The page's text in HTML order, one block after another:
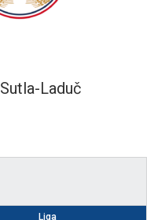
Sutla-Laduč
Liga